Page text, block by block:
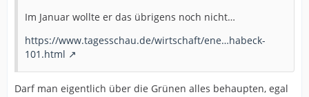
Im Januar wollte er das übrigens noch nicht…
https://www.tagesschau.de/wirtschaft/ene…habeck-
101.html
Darf man eigentlich über die Grünen alles behaupten, egal